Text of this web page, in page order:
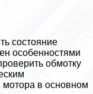
состояние
особенностями
обмотку
мотора в основном